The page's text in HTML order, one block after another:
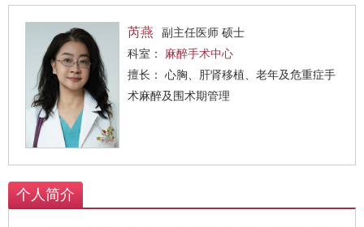
芮燕
副主任医师 硕士
科室： 麻醉手术中心
擅长： 心胸、肝肾移植、老年及危重症手
术麻醉及围术期管理
个人简介